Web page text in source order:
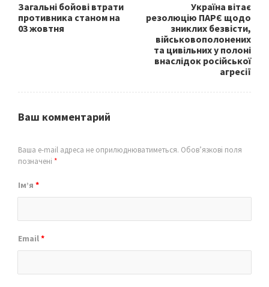
Загальні бойові втрати
противника станом на
03 жовтня
Україна вітає
резолюцію ПАРЄ щодо
зниклих безвісти,
військовополонених
та цивільних у полоні
внаслідок російської
агресії
Ваш комментарий
Ваша e-mail адреса не оприлюднюватиметься. Обов’язкові поля
позначені *
Ім’я *
Email*